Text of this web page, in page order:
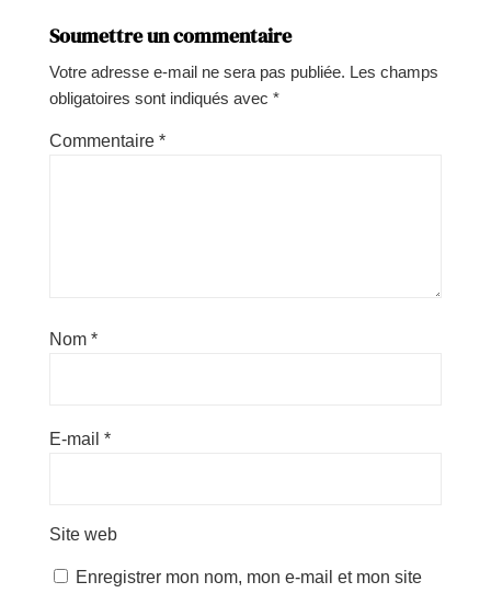
Soumettre un commentaire
Votre adresse e-mail ne sera pas publiée. Les champs
obligatoires sont indiqués avec *
Commentaire *
Nom *
E-mail *
Site web
Enregistrer mon nom, mon e-mail et mon site